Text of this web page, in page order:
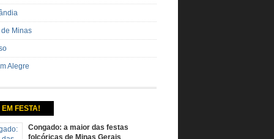
de Minas
Alegre
EM FESTA!
Congado: a maior das festas
folcóricas de Minas Gerais